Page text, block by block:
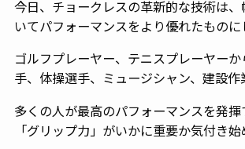
今日、チョークレスの革新的な技術は
いてパフォーマンスをより優れたものに
ゴルフプレーヤー、テニスプレーヤー
手、体操選手、ミュージシャン、建設作
多くの人が最高のパフォーマンスを発
「グリップ力」がいかに重要か気付き始